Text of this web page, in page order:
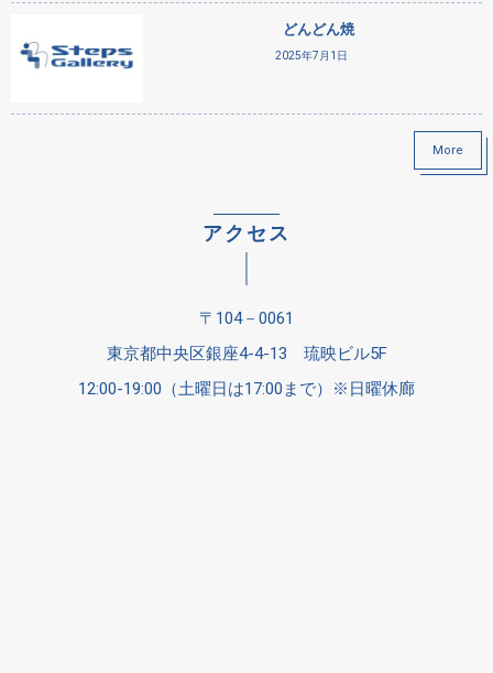
どんどん焼
2025年7月1日
More
アクセス
〒104－0061
東京都中央区銀座4-4-13 琉映ビル5F
12:00-19:00（土曜日は17:00まで）※日曜休廊